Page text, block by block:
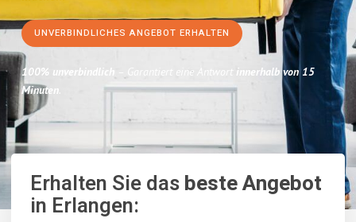
UNVERBINDLICHES ANGEBOT ERHALTEN
100% unverbindlich – Garantiert eine Antwort innerhalb von 15
Minuten.
Erhalten Sie dasbeste Angebot
in Erlangen: